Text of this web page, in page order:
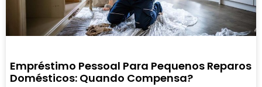
Empréstimo Pessoal Para Pequenos Reparos
Domésticos: Quando Compensa?